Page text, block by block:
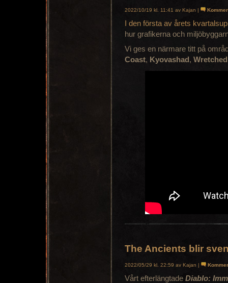
2022/10/19 kl. 11:41 av Kajan |
I den första av årets
hur grafikerna och
Vi ges en närmare titt på
Coast, Kyovashad ,
The Ancients blir
2022/05/29 kl. 22:59 av Kajan |
Vårt efterlängtade Diablo: